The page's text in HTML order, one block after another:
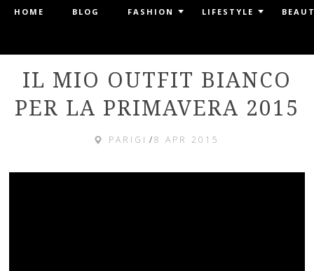
Menu
SKIP TO CONTENT
HOME BLOG FASHION LIFESTYLE
IL MIO OUTFIT BIANCO
PER LA PRIMAVERA 2015
PARIGI /8 APR 2015